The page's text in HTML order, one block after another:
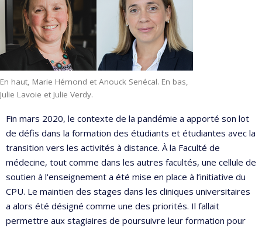
En haut, Marie Hémond et Anouck Senécal. En bas,
Julie Lavoie et Julie Verdy.
Fin mars 2020, le contexte de la pandémie a apporté son lot
de défis dans la formation des étudiants et étudiantes avec la
transition vers les activités à distance. À la Faculté de
médecine, tout comme dans les autres facultés, une cellule de
soutien à l'enseignement a été mise en place à l’initiative du
CPU. Le maintien des stages dans les cliniques universitaires
a alors été désigné comme une des priorités. Il fallait
permettre aux stagiaires de poursuivre leur formation pour